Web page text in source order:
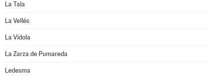
La Tala
La Vellés
La Vídola
La Zarza de Pumareda
Ledesma